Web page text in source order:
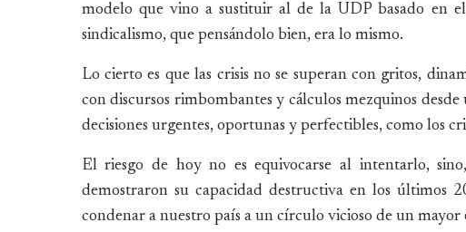
modelo que vino a sustituir al de la UDP basado en
sindicalismo, que pensándolo bien, era lo mismo.
Lo cierto es que las crisis no se superan con gritos,
con discursos rimbombantes y cálculos mezquinos
decisiones urgentes, oportunas y perfectibles, como los
El riesgo de hoy no es equivocarse al intentarlo,
demostraron su capacidad destructiva en los últimos
condenar a nuestro país a un círculo vicioso de un